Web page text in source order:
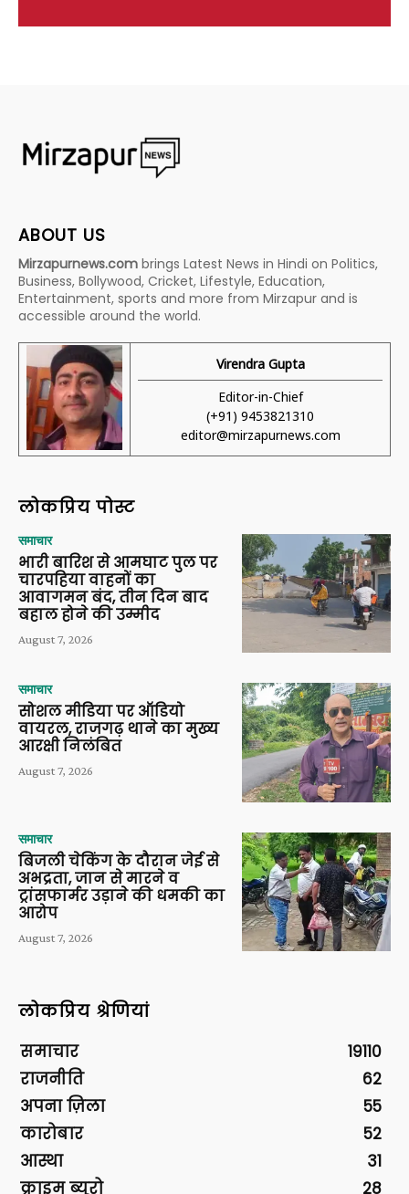
ABOUT US
Mirzapurnews.com brings Latest News in Hindi on Politics,
Business, Bollywood, Cricket, Lifestyle, Education,
Entertainment, sports and more from Mirzapur and is
accessible around the world.
Virendra Gupta
Editor-in-Chief
(+91) 9453821310
editor@mirzapurnews.com
लोकप्रिय पोस्ट
समाचार
भारी बारिश से आमघाट पुल पर
चारपहिया वाहनों का
आवागमन बंद, तीन दिन बाद
बहाल होने की उम्मीद
August 7, 2026
समाचार
सोशल मीडिया पर ऑडियो
वायरल, राजगढ़ थाने का मुख्य
आरक्षी निलंबित
August 7, 2026
समाचार
बिजली चेकिंग के दौरान जेई से
अभद्रता, जान से मारने व
ट्रांसफार्मर उड़ाने की धमकी का
आरोप
August 7, 2026
लोकप्रिय श्रेणियां
समाचार
19110
राजनीति
62
अपना ज़िला
55
कारोबार
52
आस्था
31
क्राइम ब्यूरो
28